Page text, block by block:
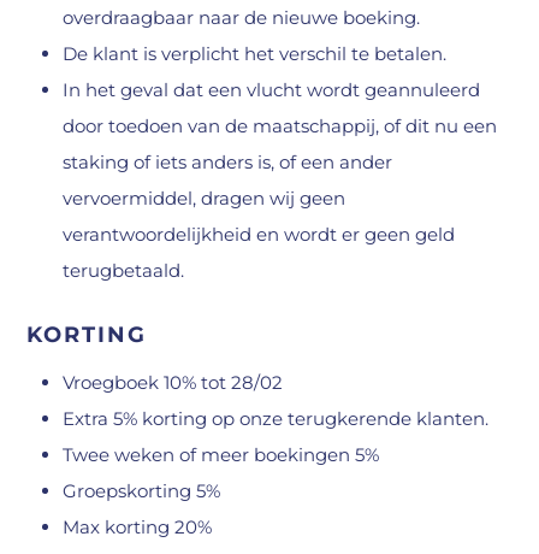
overdraagbaar naar de nieuwe boeking.
De klant is verplicht het verschil te betalen.
In het geval dat een vlucht wordt geannuleerd
door toedoen van de maatschappij, of dit nu een
staking of iets anders is, of een ander
vervoermiddel, dragen wij geen
verantwoordelijkheid en wordt er geen geld
terugbetaald.
KORTING
Vroegboek 10% tot 28/02
Extra 5% korting op onze terugkerende klanten.
Twee weken of meer boekingen 5%
Groepskorting 5%
Max korting 20%